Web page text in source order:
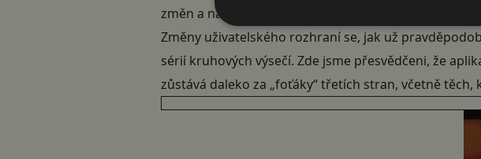
změn a nabídl i odkazy ke stažení pro ty, kteří kvůli
Změny uživatelského rozhraní se, jak už
sérií kruhových výsečí. Zde jsme přesvědčeni, že
zůstává daleko za „foťáky“ třetích stran, včetně